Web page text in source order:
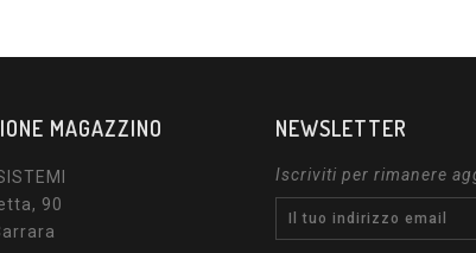
MAGAZZINO
90
NEWSLETTER
Iscriviti per rimanere